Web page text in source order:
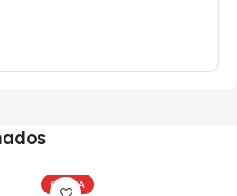
OFERTA